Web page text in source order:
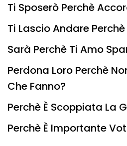
Ti Sposerò Perchè
Ti Lascio Andare
Sarà Perchè Ti Amo
Perdona Loro Perchè
Che Fanno?
Perchè È Scoppiata La
Perchè È Importante